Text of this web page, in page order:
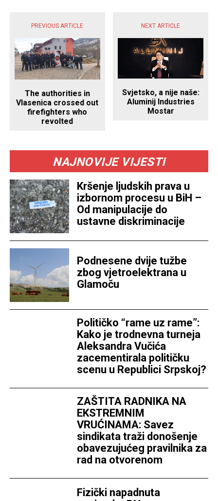
PREVIOUS ARTICLE
The authorities in
Vlasenica crossed out
firefighters who
revolted
NEXT ARTICLE
Svjetsko, a nije naše:
Aluminij Industries
Mostar
NAJNOVIJE VIJESTI
Kršenje ljudskih prava u
izbornom procesu u BiH –
Od manipulacije do
ustavne diskriminacije
Podnesene dvije tužbe
zbog vjetroelektrana u
Glamoču
Političko “rame uz rame”:
Kako je trodnevna turneja
Aleksandra Vučića
zacementirala političku
scenu u Republici Srpskoj?
ZAŠTITA RADNIKA NA
EKSTREMNIM
VRUĆINAMA: Savez
sindikata traži donošenje
obavezujućeg pravilnika za
rad na otvorenom
Fizički napadnuta